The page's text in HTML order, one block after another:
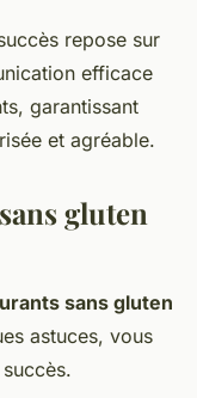
repose sur
efficace
garantissant
et agréable.
gluten
sans gluten
astuces, vous